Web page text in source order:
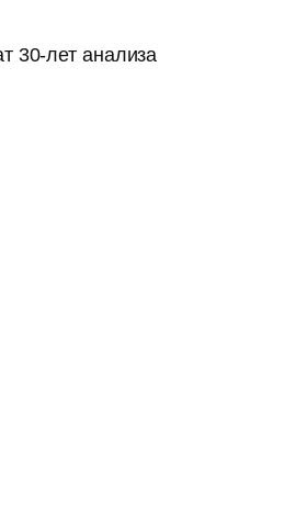
30-лет анализа